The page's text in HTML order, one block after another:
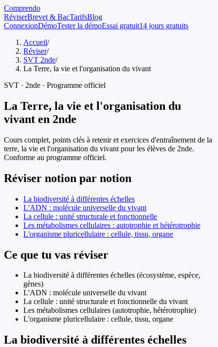
Comprendo
RéviserBrevet & BacTarifsBlog
ConnexionDémoTester la démoEssai gratuit14 jours gratuits
Accueil/
Réviser/
SVT 2nde/
La Terre, la vie et l'organisation du vivant
SVT · 2nde · Programme officiel
La Terre, la vie et l'organisation du
vivant en 2nde
Cours complet, points clés à retenir et exercices d'entraînement de la
terre, la vie et l'organisation du vivant pour les élèves de 2nde.
Conforme au programme officiel.
Réviser notion par notion
La biodiversité à différentes échelles
L'ADN : molécule universelle du vivant
La cellule : unité structurale et fonctionnelle
Les métabolismes cellulaires : autotrophie et hétérotrophie
L'organisme pluricellulaire : cellule, tissu, organe
Ce que tu vas réviser
La biodiversité à différentes échelles (écosystème, espèce,
gènes)
L'ADN : molécule universelle du vivant
La cellule : unité structurale et fonctionnelle du vivant
Les métabolismes cellulaires (autotrophie, hétérotrophie)
L'organisme pluricellulaire : cellule, tissu, organe
La biodiversité à différentes échelles